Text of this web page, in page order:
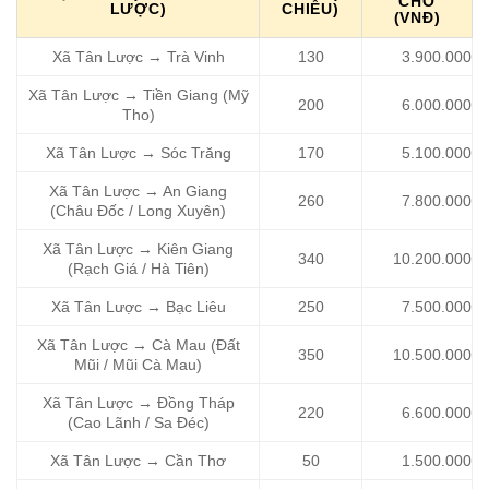
LƯỢC)
CHIỀU)
(VNĐ)
Xã Tân Lược → Trà Vinh 130 3.900.000
Xã Tân Lược → Tiền Giang (Mỹ
Tho)
200 6.000.000
Xã Tân Lược → Sóc Trăng 170 5.100.000
Xã Tân Lược → An Giang
(Châu Đốc / Long Xuyên)
260 7.800.000
Xã Tân Lược → Kiên Giang
(Rạch Giá / Hà Tiên)
340 10.200.000
Xã Tân Lược → Bạc Liêu 250 7.500.000
Xã Tân Lược → Cà Mau (Đất
Mũi / Mũi Cà Mau)
350 10.500.000
Xã Tân Lược → Đồng Tháp
(Cao Lãnh / Sa Đéc)
220 6.600.000
Xã Tân Lược → Cần Thơ 50 1.500.000